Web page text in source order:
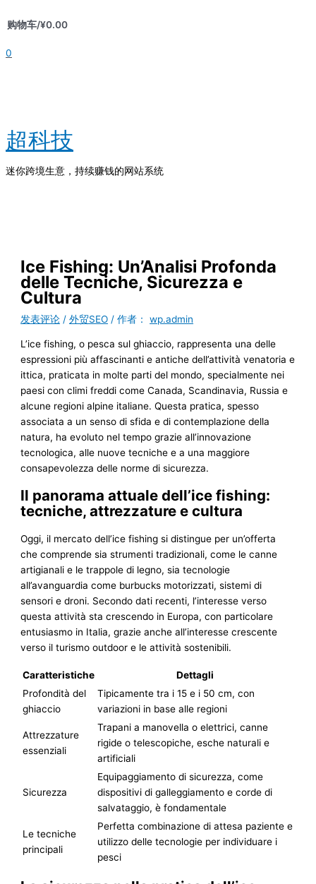
至
容
购物车/¥0.00
0
超科技
迷你跨境生意，持续赚钱的网站系统
Ice Fishing: Un’Analisi Profonda
delle Tecniche, Sicurezza e
Cultura
发表评论 /外贸SEO / 作者： wp.admin
L’ice fishing, o pesca sul ghiaccio, rappresenta una delle
espressioni più affascinanti e antiche dell’attività venatoria e
ittica, praticata in molte parti del mondo, specialmente nei
paesi con climi freddi come Canada, Scandinavia, Russia e
alcune regioni alpine italiane. Questa pratica, spesso
associata a un senso di sfida e di contemplazione della
natura, ha evoluto nel tempo grazie all’innovazione
tecnologica, alle nuove tecniche e a una maggiore
consapevolezza delle norme di sicurezza.
Il panorama attuale dell’ice fishing:
tecniche, attrezzature e cultura
Oggi, il mercato dell’ice fishing si distingue per un’offerta
che comprende sia strumenti tradizionali, come le canne
artigianali e le trappole di legno, sia tecnologie
all’avanguardia come burbucks motorizzati, sistemi di
sensori e droni. Secondo dati recenti, l’interesse verso
questa attività sta crescendo in Europa, con particolare
entusiasmo in Italia, grazie anche all’interesse crescente
verso il turismo outdoor e le attività sostenibili.
Caratteristiche
Dettagli
Profondità del
ghiaccio
Tipicamente tra i 15 e i 50 cm, con
variazioni in base alle regioni
Attrezzature
essenziali
Trapani a manovella o elettrici, canne
rigide o telescopiche, esche naturali e
artificiali
Sicurezza
Equipaggiamento di sicurezza, come
dispositivi di galleggiamento e corde di
salvataggio, è fondamentale
Le tecniche
principali
Perfetta combinazione di attesa paziente e
utilizzo delle tecnologie per individuare i
pesci